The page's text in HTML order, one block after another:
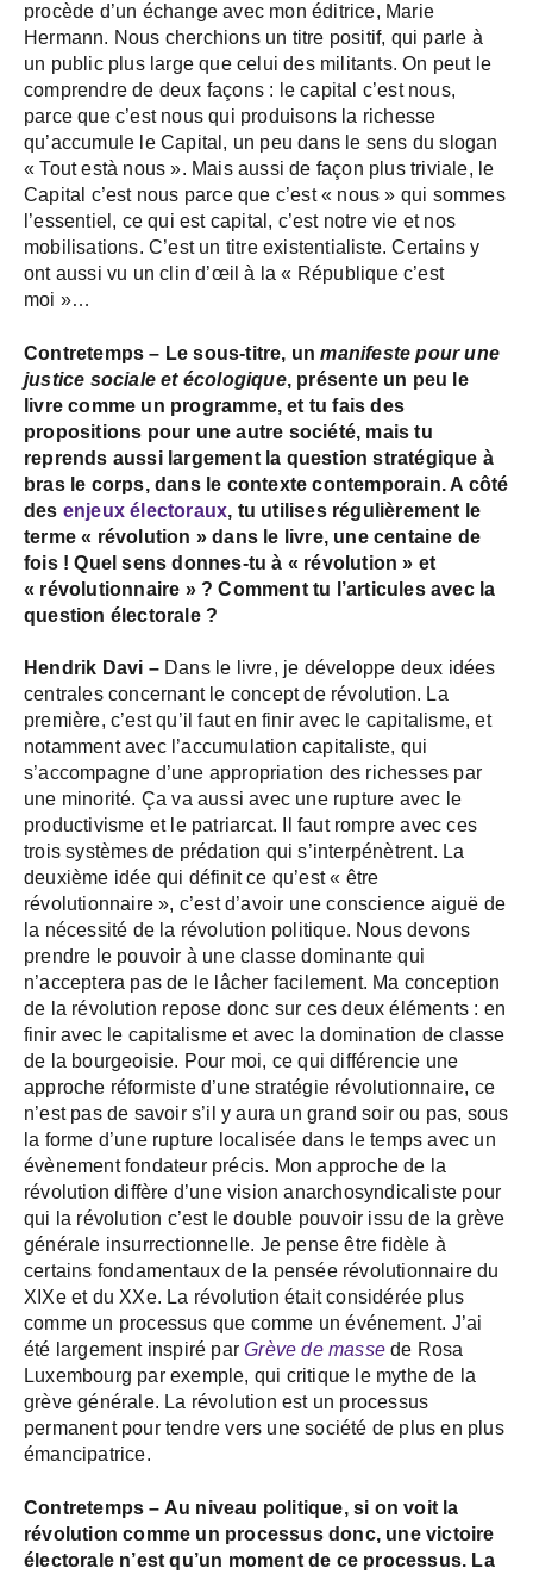
procède d’un échange avec mon éditrice, Marie
Hermann. Nous cherchions un titre positif, qui parle à
un public plus large que celui des militants. On peut le
comprendre de deux façons : le capital c’est nous,
parce que c’est nous qui produisons la richesse
qu’accumule le Capital, un peu dans le sens du slogan
« Tout està nous ». Mais aussi de façon plus triviale, le
Capital c’est nous parce que c’est « nous » qui sommes
l’essentiel, ce qui est capital, c’est notre vie et nos
mobilisations. C’est un titre existentialiste. Certains y
ont aussi vu un clin d’œil à la « République c’est
moi »…
Contretemps – Le sous-titre, unmanifeste pour une
justice sociale et écologique, présente un peu le
livre comme un programme, et tu fais des
propositions pour une autre société, mais tu
reprends aussi largement la question stratégique à
bras le corps, dans le contexte contemporain. A côté
des enjeux électoraux, tu utilises régulièrement le
terme « révolution » dans le livre, une centaine de
fois ! Quel sens donnes-tu à « révolution » et
« révolutionnaire » ? Comment tu l’articules avec la
question électorale ?
Hendrik Davi – Dans le livre, je développe deux idées
centrales concernant le concept de révolution. La
première, c’est qu’il faut en finir avec le capitalisme, et
notamment avec l’accumulation capitaliste, qui
s’accompagne d’une appropriation des richesses par
une minorité. Ça va aussi avec une rupture avec le
productivisme et le patriarcat. Il faut rompre avec ces
trois systèmes de prédation qui s’interpénètrent. La
deuxième idée qui définit ce qu’est « être
révolutionnaire », c’est d’avoir une conscience aiguë de
la nécessité de la révolution politique. Nous devons
prendre le pouvoir à une classe dominante qui
n’acceptera pas de le lâcher facilement. Ma conception
de la révolution repose donc sur ces deux éléments : en
finir avec le capitalisme et avec la domination de classe
de la bourgeoisie. Pour moi, ce qui différencie une
approche réformiste d’une stratégie révolutionnaire, ce
n’est pas de savoir s’il y aura un grand soir ou pas, sous
la forme d’une rupture localisée dans le temps avec un
évènement fondateur précis. Mon approche de la
révolution diffère d’une vision anarchosyndicaliste pour
qui la révolution c’est le double pouvoir issu de la grève
générale insurrectionnelle. Je pense être fidèle à
certains fondamentaux de la pensée révolutionnaire du
XIXe et du XXe. La révolution était considérée plus
comme un processus que comme un événement. J’ai
été largement inspiré parGrève de masse de Rosa
Luxembourg par exemple, qui critique le mythe de la
grève générale. La révolution est un processus
permanent pour tendre vers une société de plus en plus
émancipatrice.
Contretemps – Au niveau politique, si on voit la
révolution comme un processus donc, une victoire
électorale n’est qu’un moment de ce processus. La